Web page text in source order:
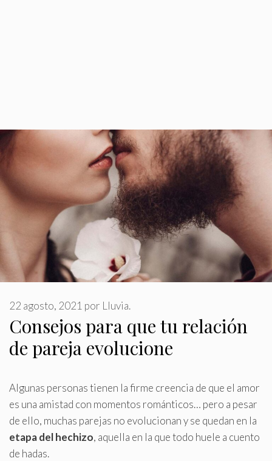
Consejos para que tu relación
de pareja evolucione
22 agosto, 2021 por Lluvia.
Algunas personas tienen la firme creencia de que el amor
es una amistad con momentos románticos… pero a pesar
de ello, muchas parejas no evolucionan y se quedan en la
etapa del hechizo, aquella en la que todo huele a cuento
de hadas.